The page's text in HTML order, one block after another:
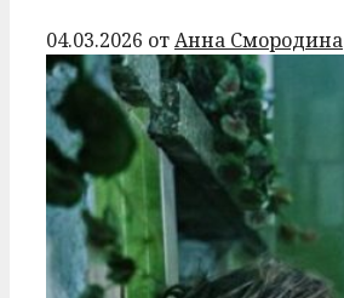
04.03.2026 отАнна Смородина